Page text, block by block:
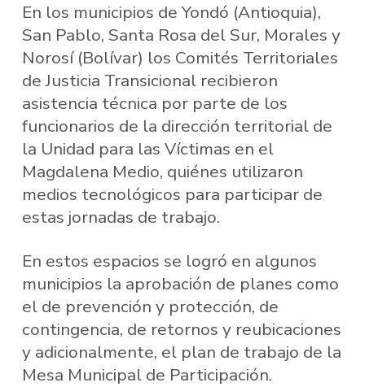
En los municipios de Yondó (Antioquia),
San Pablo, Santa Rosa del Sur, Morales y
Norosí (Bolívar) los Comités Territoriales
de Justicia Transicional recibieron
asistencia técnica por parte de los
funcionarios de la dirección territorial de
la Unidad para las Víctimas en el
Magdalena Medio, quiénes utilizaron
medios tecnológicos para participar de
estas jornadas de trabajo.
En estos espacios se logró en algunos
municipios la aprobación de planes como
el de prevención y protección, de
contingencia, de retornos y reubicaciones
y adicionalmente, el plan de trabajo de la
Mesa Municipal de Participación.